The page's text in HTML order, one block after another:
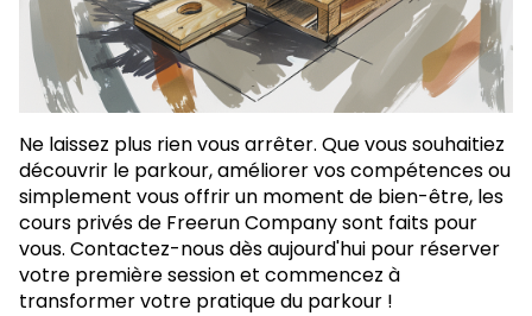
Ne laissez plus rien vous arrêter. Que vous souhaitiez
découvrir le parkour, améliorer vos compétences ou
simplement vous offrir un moment de bien-être, les
cours privés de Freerun Company sont faits pour
vous. Contactez-nous dès aujourd'hui pour réserver
votre première session et commencez à
transformer votre pratique du parkour !